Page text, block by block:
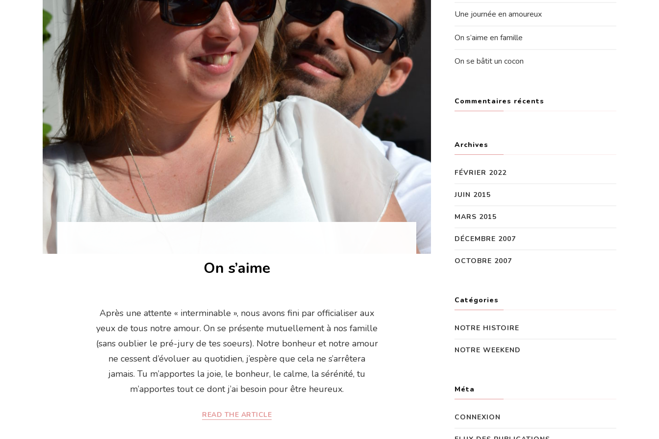
On s’aime
Après une attente « interminable », nous avons fini par officialiser aux
yeux de tous notre amour. On se présente mutuellement à nos famille
(sans oublier le pré-jury de tes soeurs). Notre bonheur et notre amour
ne cessent d’évoluer au quotidien, j’espère que cela ne s’arrêtera
jamais. Tu m’apportes la joie, le bonheur, le calme, la sérénité, tu
m’apportes tout ce dont j’ai besoin pour être heureux.
READ THE ARTICLE
Une journée en amoureux
On s’aime en famille
On se bâtit un cocon
Commentaires récents
Archives
FÉVRIER 2022
JUIN 2015
MARS 2015
DÉCEMBRE 2007
OCTOBRE 2007
Catégories
NOTRE HISTOIRE
NOTRE WEEKEND
Méta
CONNEXION